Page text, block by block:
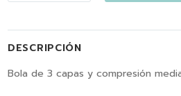
DESCRIPCIÓN
Bola de 3 capas y compresión